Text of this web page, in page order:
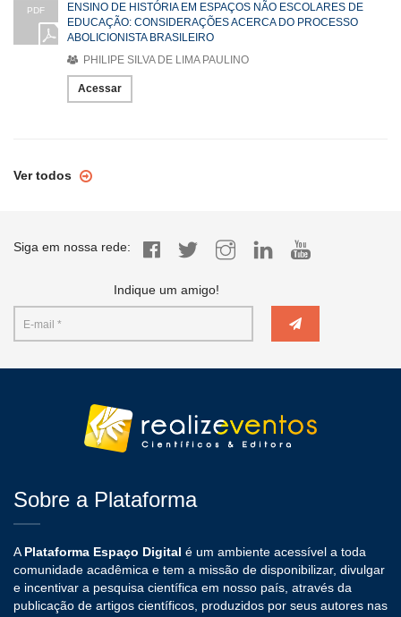
PDF
ENSINO DE HISTÓRIA EM ESPAÇOS NÃO ESCOLARES DE
EDUCAÇÃO: CONSIDERAÇÕES ACERCA DO PROCESSO
ABOLICIONISTA BRASILEIRO
PHILIPE SILVA DE LIMA PAULINO
Acessar
Ver todos
Siga em nossa rede:
Indique um amigo!
Sobre a Plataforma
APlataforma Espaço Digital é um ambiente acessível a toda
comunidade acadêmica e tem a missão de disponibilizar, divulgar
e incentivar a pesquisa científica em nosso país, através da
publicação de artigos científicos, produzidos por seus autores nas